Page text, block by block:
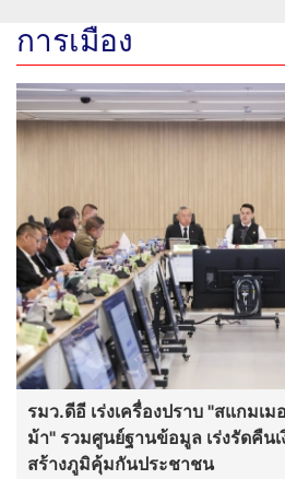
การเมือง
รมว.ดีอี เร่งเครื่องปราบ "สแกมเ
ม้า" รวมศูนย์ฐานข้อมูล เร่งรัดคืน
สร้างภูมิคุ้มกันประชาชน